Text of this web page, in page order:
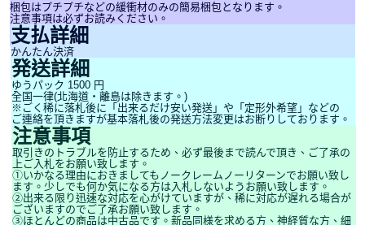
梱包はプチプチなどの緩衝材のみの簡易梱包となります。
注意事項は必ずお読みください。
支払詳細
かんたん決済
発送詳細
ゆうパック 1500 円
全国一律(北海道・離島は除きます。)
※ごく稀に落札後に「出来るだけ安い発送」や「定形外希望」などの
ご連絡を頂きますが基本落札後の発送方法変更はお断りしております。
注意事項
取引きのトラブルを防止するため、必ず最後まで読んで頂き、ご了承の
上ご入札をお願い致します。
①いかなる理由におきましてもノークレームノーリターンでお願い致し
ます。少しでも何か気になる方は入札しないようお願い致します。
②出来る限り迅速な対応を心がけていますが、稀に対応が遅れる場合が
ございますのでご了承お願い致します。
③ほとんどの商品は中古品です。新品同様を求める方、神経質な方、細